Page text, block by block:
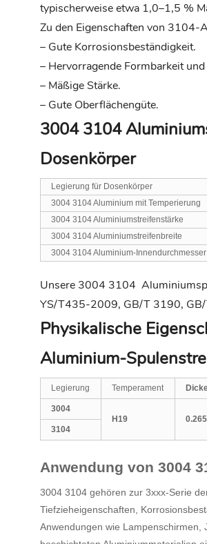
typischerweise etwa 1,0–1,5 %
Zu den Eigenschaften von 3104-
– Gute Korrosionsbeständigkeit.
– Hervorragende Formbarkeit
– Mäßige Stärke.
– Gute Oberflächengüte.
3004 3104
Dosenkörper
Legierung für Dosenkörper
3004 3104 Aluminium mit Temperierung
3004 3104 Aluminiumstreifenstärke
3004 3104 Aluminiumstreifenbreite
3004 3104 Aluminium-Innendurchmesser
Unsere 3004 3104
YS/T435-2009, GB/T 3190,
Physikalische
Aluminium-
Legierung Temperament
3004
H19
3104
Anwendung von 3004
3004 3104 gehören zur 3xxx-Serie
Tiefzieheigenschaften,
Anwendungen wie Lampenschirmen,